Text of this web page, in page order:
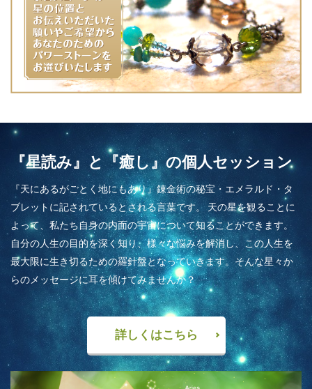
『星読み』と『癒し』の個人セッション
『天にあるがごとく地にもあり』錬金術の秘宝・エメラルド・タ
ブレットに記されているとされる言葉です。 天の星を観ることに
よって、私たち自身の内面の宇宙について知ることができます。
自分の人生の目的を深く知り、様々な悩みを解消し、この人生を
最大限に生き切るための羅針盤となっていきます。そんな星々か
らのメッセージに耳を傾けてみませんか？
詳しくはこちら